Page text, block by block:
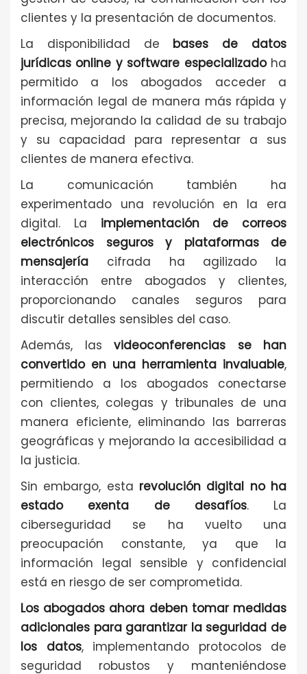
clientes y la presentación de documentos.
La disponibilidad de bases de datos
jurídicas online y software especializadoha
permitido a los abogados acceder a
información legal de manera más rápida y
precisa, mejorando la calidad de su trabajo
y su capacidad para representar a sus
clientes de manera efectiva.
La comunicación también ha
experimentado una revolución en la era
digital. La implementación de correos
electrónicos seguros y plataformas de
mensajería cifrada ha agilizado la
interacción entre abogados y clientes,
proporcionando canales seguros para
discutir detalles sensibles del caso.
Además, las videoconferencias se han
convertido en una herramienta invaluable,
permitiendo a los abogados conectarse
con clientes, colegas y tribunales de una
manera eficiente, eliminando las barreras
geográficas y mejorando la accesibilidad a
la justicia.
Sin embargo, esta revolución digital no ha
estado exenta de desafíos. La
ciberseguridad se ha vuelto una
preocupación constante, ya que la
información legal sensible y confidencial
está en riesgo de ser comprometida.
Los abogados ahora deben tomar medidas
adicionales para garantizar la seguridad de
los datos, implementando protocolos de
seguridad robustos y manteniéndose